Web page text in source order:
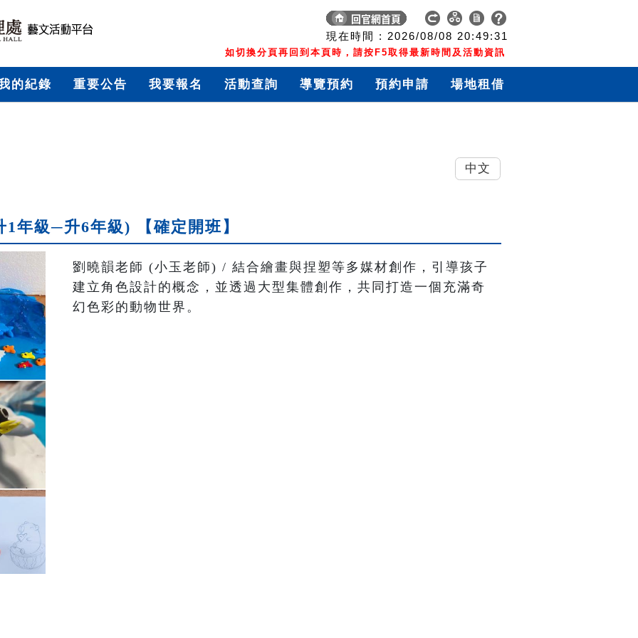
現在時間 : 2026/08/08 20:49:32
如切換分頁再回到本頁時，請按F5取得最新時間及活動資訊
的紀錄 重要公告 我要報名 活動查詢 導覽預約 預約申請 場地租借
年級─升6年級) 【確定開班】
劉曉韻老師 (小玉老師) / 結合繪畫與捏塑等多媒材創作，引導孩子
建立角色設計的概念，並透過大型集體創作，共同打造一個充滿奇
幻色彩的動物世界。